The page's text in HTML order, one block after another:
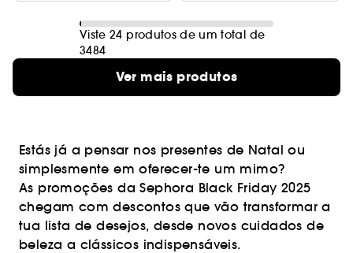
Viste 24 produtos de um total de
3484
Ver mais produtos
Estás já a pensar nos presentes de Natal ou
simplesmente em oferecer-te um mimo?
As promoções da Sephora Black Friday 2025
chegam com descontos que vão transformar a
tua lista de desejos, desde novos cuidados de
beleza a clássicos indispensáveis.